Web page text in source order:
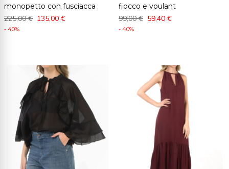
monopetto con fusciacca
225,00 € 135,00 €
- 40%
fiocco e voulant
99,00 € 59,40 €
- 40%